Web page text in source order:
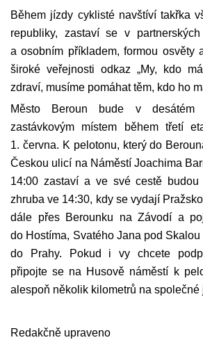
Během jízdy cyklisté navštíví takřka
republiky, zastaví se v
a osobním příkladem, formou osvěty
široké veřejnosti odkaz „My, kdo
zdraví, musíme pomáhat těm, kdo ho
Město Beroun bude v desátém
zastávkovým místem během třetí
1. června. K pelotonu, který do
Českou ulicí na Náměstí Joachima
14:00 zastaví a ve své cestě budou
zhruba ve 14:30, kdy se vydají
dále přes Berounku na Závodí a
do Hostíma, Svatého Jana pod
do Prahy. Pokud i vy chcete
připojte se na Husově náměstí k
alespoň několik kilometrů na společné
Redakčně upraveno